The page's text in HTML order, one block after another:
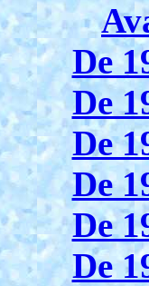
De
De
De
De
De
De